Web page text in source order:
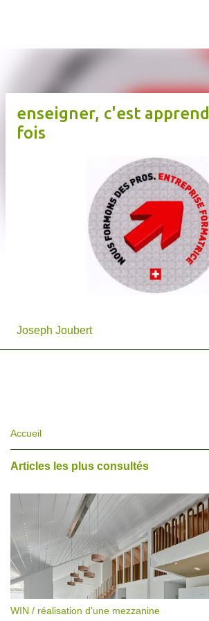
enseigner, c'est
fois
Joseph Joubert
Accueil
Articles les plus consultés
WIN / réalisation d'une mezzanine